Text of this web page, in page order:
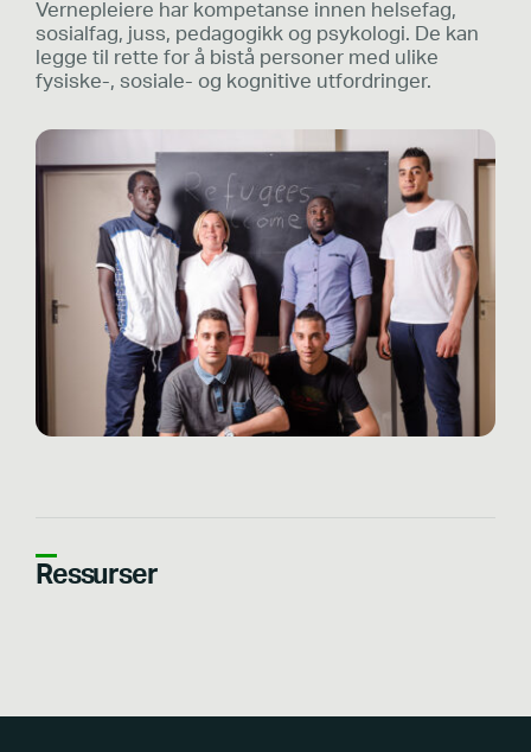
Vernepleiere har kompetanse innen helsefag,
sosialfag, juss, pedagogikk og psykologi. De kan
legge til rette for å bistå personer med ulike
fysiske-, sosiale- og kognitive utfordringer.
Ressurser